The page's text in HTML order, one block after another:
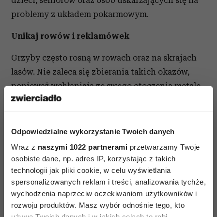
Odpowiedzialne wykorzystanie Twoich danych
Wraz z naszymi 1022 partnerami przetwarzamy Twoje
osobiste dane, np. adres IP, korzystając z takich
technologii jak pliki cookie, w celu wyświetlania
spersonalizowanych reklam i treści, analizowania tychże,
wychodzenia naprzeciw oczekiwaniom użytkowników i
rozwoju produktów. Masz wybór odnośnie tego, kto
problemy z układem pokarmowym.
Unikaj rowów i reklamówek
Grzyby często rosną w rowach oraz na skrajach
lasów. Nie zaleca się zbierania takich okazów,
ponieważ wchłaniają ze swego otoczenia metale
ciężkie i inne zanieczyszczenia. Lepiej obejść się
smakiem, podobnie jak w przypadku osobników
rosnących w okolicach skupisk odpadów czy
zakładów produkcyjnych. Ważne jest również
odpowiednie przechowywanie - grzyby należy
zbierać do przewiewnych koszyków. Trzymanie
ich w reklamówce powoduje zaparzanie
i przyśpiesza psucie się.